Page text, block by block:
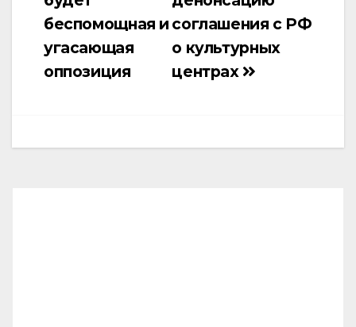
соглашения с РФ
о культурных
центрах
беспомощная и
угасающая
оппозиция